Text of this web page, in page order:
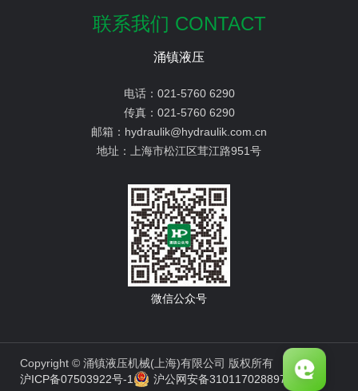
联系我们 CONTACT
涌镇液压
电话： 021-5760 6290
传真： 021-5760 6290
邮箱： hydraulik@hydraulik.com.cn
地址：
上海市松江区茸江路951号
微信公众号
Copyright © 涌镇液压机械(上海)有限公司 版权所有
沪ICP备07503922号-1
沪公网安备31011702889776号